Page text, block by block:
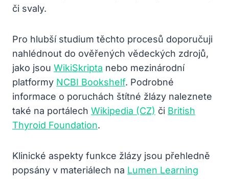
či svaly.
Pro hlubší studium těchto procesů doporučuji
nahlédnout do ověřených vědeckých zdrojů,
jako jsou WikiSkripta nebo mezinárodní
platformy NCBI Bookshelf. Podrobné
informace o poruchách štítné žlázy naleznete
také na portálech Wikipedia (CZ) či British
Thyroid Foundation.
Klinické aspekty funkce žlázy jsou přehledně
popsány v materiálech na Lumen Learning